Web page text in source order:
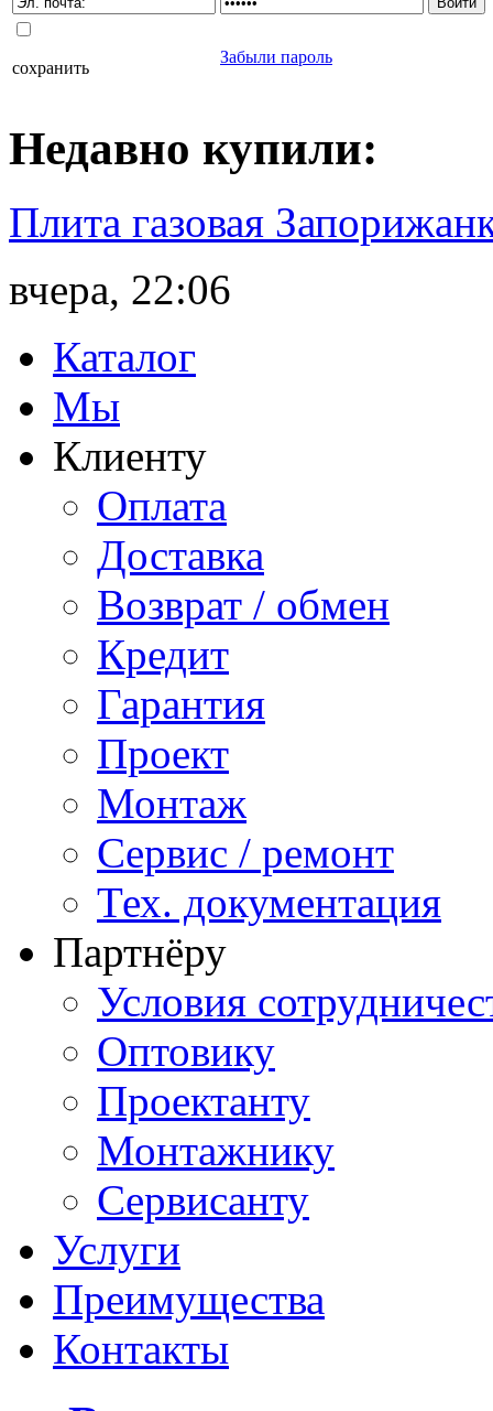
сохранить
Забыли пароль
Недавно купили:
Плита газовая
вчера, 22:06
Каталог
Мы
Клиенту
Оплата
Доставка
Возврат / обмен
Кредит
Гарантия
Проект
Монтаж
Сервис / ремонт
Тех. документация
Партнёру
Условия
Оптовику
Проектанту
Монтажнику
Сервисанту
Услуги
Преимущества
Контакты